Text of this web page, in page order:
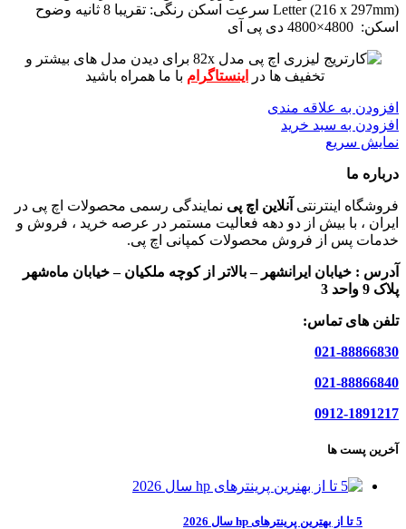
Letter (216 x 297mm) سرعت اسکن رنگی: تقریبا 8 ثانیه
وضوح
اسکن: 4800×4800 دی پی آی
برای دیدن مدل های بیشتر و
تخفیف ها در
اینستاگرام با ما همراه باشید
افزودن به علاقه مندی
افزودن به سبد خرید
نمایش سریع
درباره ما
فروشگاه اینترنتی آنلاین اچ پی نمایندگی رسمی محصولات اچ پی در
ایران ، با بیش از دو دهه فعالیت مستمر در عرصه خرید ، فروش و
خدمات پس از فروش محصولات کمپانی اچ پی.
آدرس : خیابان ایرانشهر – بالاتر از کوچه ملکیان – خیابان ماه‌شهر
پلاک 9 واحد 3
تلفن های تماس:
021-88866830
021-88866840
0912-1891217
آخرین پست ها
5 تا از بهترین پرینترهای hp سال 2026